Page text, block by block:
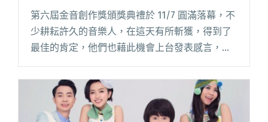
第六屆金音創作獎頒獎典禮於 11/7 圓滿落幕，不
少耕耘許久的音樂人，在這天有所斬獲，得到了
最佳的肯定，他們也藉此機會上台發表感言，感
謝一路上給予支持、協助的朋友。值得一提的
是，活動當天適逢「馬習會」，不少得獎者也此
表達自己對土地、政治的看閱讀全文 "音樂脫離
不了政治 第六屆金音獎得獎感言"